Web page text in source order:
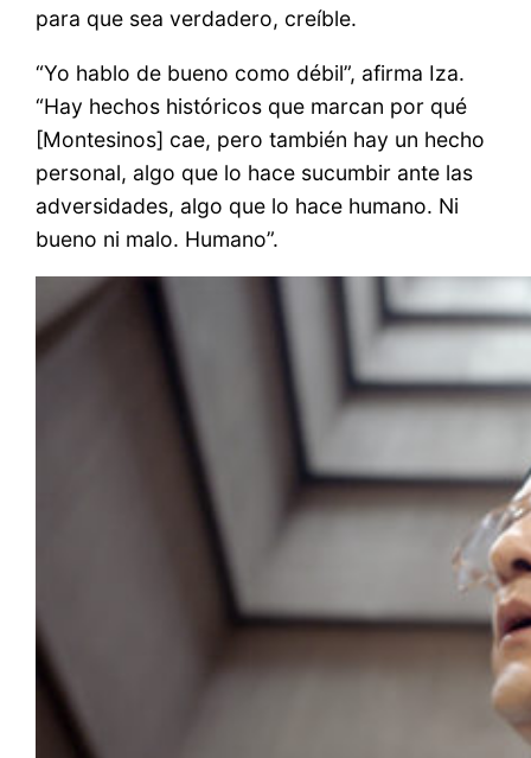
para que sea verdadero, creíble.
“Yo hablo de bueno como débil”, afirma Iza.
“Hay hechos históricos que marcan por qué
[Montesinos] cae, pero también hay un hecho
personal, algo que lo hace sucumbir ante las
adversidades, algo que lo hace humano. Ni
bueno ni malo. Humano”.